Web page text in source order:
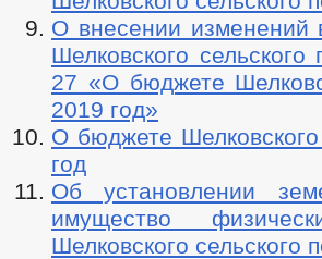
О внесении изменений
Шелковского
27 «О бюджете
2019 год»
О бюджете
год
Об установлении
имущество
Шелковского сельского